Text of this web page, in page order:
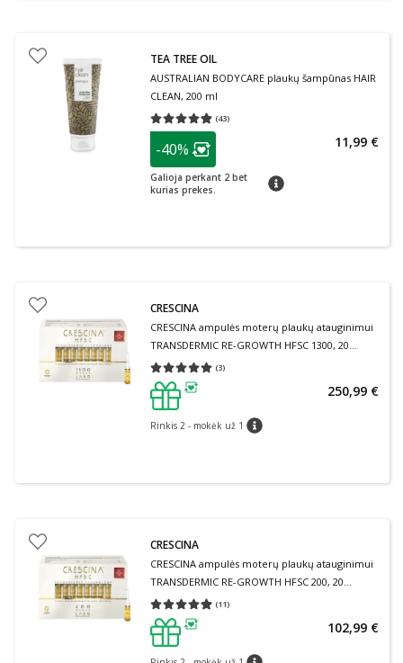
TEA TREE OIL
AUSTRALIAN BODYCARE plaukų šampūnas HAIR
CLEAN, 200 ml
(43)
Vidutinis įvertinimas 4.86
patarimas
Lojalumo klubo narių nuolaida
-40%
Galioja perkant 2 bet
kurias prekes.
patarimas
11,99 €
CRESCINA
CRESCINA ampulės moterų plaukų atauginimui
TRANSDERMIC RE-GROWTH HFSC 1300, 20
ampulių
(3)
Vidutinis įvertinimas 5.00
patarimas
Rinkis 2 - mokėk už 1 patarimas
250,99 €
CRESCINA
CRESCINA ampulės moterų plaukų atauginimui
TRANSDERMIC RE-GROWTH HFSC 200, 20
ampulių
(11)
Vidutinis įvertinimas 4.91
patarimas
102,99 €